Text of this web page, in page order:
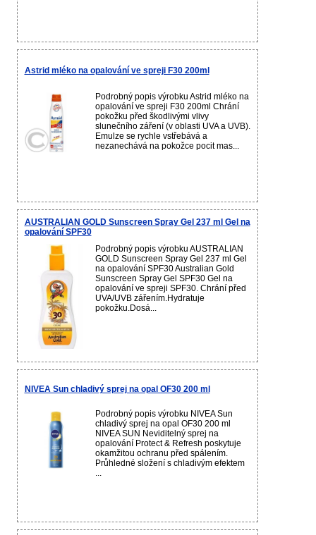
Astrid mléko na opalování ve spreji F30 200ml
Podrobný popis výrobku Astrid mléko na
opalování ve spreji F30 200ml Chrání
pokožku před škodlivými vlivy
slunečního záření (v oblasti UVA a UVB).
Emulze se rychle vstřebává a
nezanechává na pokožce pocit mas...
AUSTRALIAN GOLD Sunscreen Spray Gel 237 ml Gel na
opalování SPF30
Podrobný popis výrobku AUSTRALIAN
GOLD Sunscreen Spray Gel 237 ml Gel
na opalování SPF30 Australian Gold
Sunscreen Spray Gel SPF30 Gel na
opalování ve spreji SPF30. Chrání před
UVA/UVB zářením.Hydratuje
pokožku.Dosá...
NIVEA Sun chladivý sprej na opal OF30 200 ml
Podrobný popis výrobku NIVEA Sun
chladivý sprej na opal OF30 200 ml
NIVEA SUN Neviditelný sprej na
opalování Protect & Refresh poskytuje
okamžitou ochranu před spálením.
Průhledné složení s chladivým efektem
...